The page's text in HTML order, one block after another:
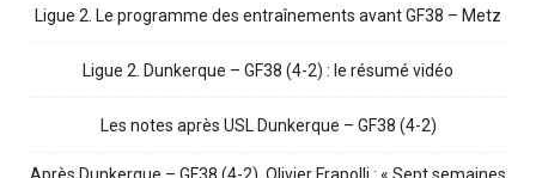
Ligue 2. Le programme des entraînements avant GF38 – Metz
Ligue 2. Dunkerque – GF38 (4-2) : le résumé vidéo
Les notes après USL Dunkerque – GF38 (4-2)